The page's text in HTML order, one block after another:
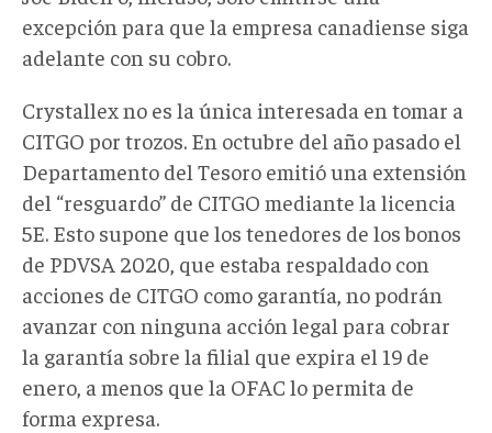
excepción para que la empresa canadiense siga
adelante con su cobro.
Crystallex no es la única interesada en tomar a
CITGO por trozos. En octubre del año pasado el
Departamento del Tesoro emitió una extensión
del “resguardo” de CITGO mediante la licencia
5E. Esto supone que los tenedores de los bonos
de PDVSA 2020, que estaba respaldado con
acciones de CITGO como garantía, no podrán
avanzar con ninguna acción legal para cobrar
la garantía sobre la filial que expira el 19 de
enero, a menos que la OFAC lo permita de
forma expresa.